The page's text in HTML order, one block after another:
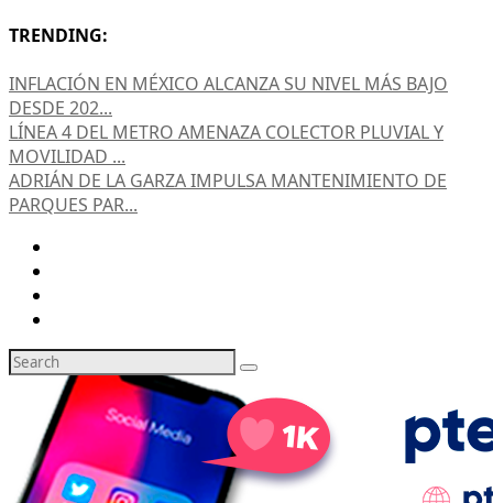
TRENDING:
INFLACIÓN EN MÉXICO ALCANZA SU NIVEL MÁS BAJO
DESDE 202...
LÍNEA 4 DEL METRO AMENAZA COLECTOR PLUVIAL Y
MOVILIDAD ...
ADRIÁN DE LA GARZA IMPULSA MANTENIMIENTO DE
PARQUES PAR...